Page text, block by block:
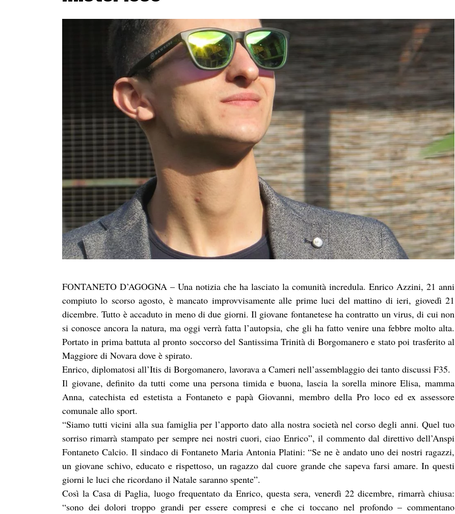
FONTANETO D’AGOGNA – Una notizia che ha lasciato la comunità incredula. Enrico Azzini, 21 anni
compiuto lo scorso agosto, è mancato improvvisamente alle prime luci del mattino di ieri, giovedì 21
dicembre. Tutto è accaduto in meno di due giorni. Il giovane fontanetese ha contratto un virus, di cui non
si conosce ancora la natura, ma oggi verrà fatta l’autopsia, che gli ha fatto venire una febbre molto alta.
Portato in prima battuta al pronto soccorso del Santissima Trinità di Borgomanero e stato poi trasferito al
Maggiore di Novara dove è spirato.
Enrico, diplomatosi all’Itis di Borgomanero, lavorava a Cameri nell’assemblaggio dei tanto discussi F35.
Il giovane, definito da tutti come una persona timida e buona, lascia la sorella minore Elisa, mamma
Anna, catechista ed estetista a Fontaneto e papà Giovanni, membro della Pro loco ed ex assessore
comunale allo sport.
“Siamo tutti vicini alla sua famiglia per l’apporto dato alla nostra società nel corso degli anni. Quel tuo
sorriso rimarrà stampato per sempre nei nostri cuori, ciao Enrico”, il commento dal direttivo dell’Anspi
Fontaneto Calcio. Il sindaco di Fontaneto Maria Antonia Platini: “Se ne è andato uno dei nostri ragazzi,
un giovane schivo, educato e rispettoso, un ragazzo dal cuore grande che sapeva farsi amare. In questi
giorni le luci che ricordano il Natale saranno spente”.
Così la Casa di Paglia, luogo frequentato da Enrico, questa sera, venerdì 22 dicembre, rimarrà chiusa:
“sono dei dolori troppo grandi per essere compresi e che ci toccano nel profondo – commentano